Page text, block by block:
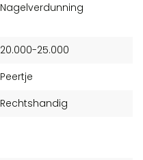
Nagelverdunning
20.000-25.000
Peertje
Rechtshandig